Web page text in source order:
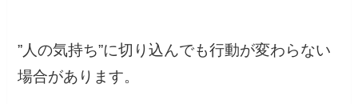
”人の気持ち”に切り込んでも行動が変わらない
場合があります。